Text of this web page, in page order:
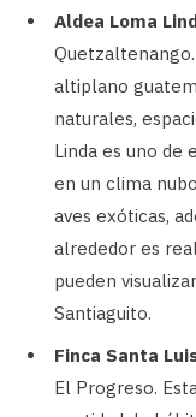
Aldea Loma
altiplano
naturales,
Linda es uno de
en un clima
aves exóticas,
alrededor es
pueden
Santiaguito.
Finca Santa
El Progreso.